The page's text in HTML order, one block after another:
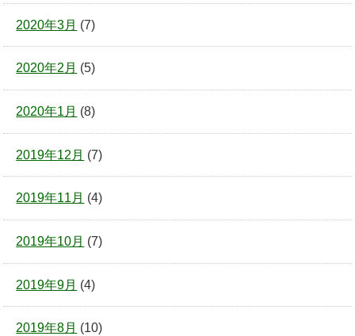
2020年3月 (7)
2020年2月 (5)
2020年1月 (8)
2019年12月 (7)
2019年11月 (4)
2019年10月 (7)
2019年9月 (4)
2019年8月 (10)